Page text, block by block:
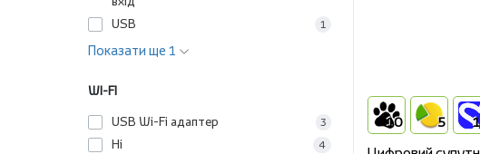
USB 1
Показати ще 1
WI-FI
USB Wi-Fi адаптер
3
Ні 4
10 5